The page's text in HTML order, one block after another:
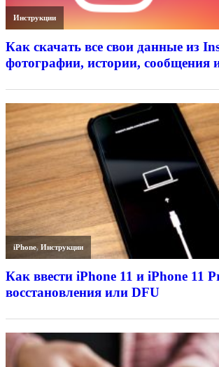
Инструкции
Как скачать все свои данные из
фотографии, истории, сообщения
iPhone,Инструкции
Как ввести iPhone 11 и iPhone 11
восстановления или DFU